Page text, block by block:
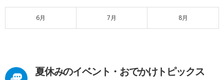
6月 7月 8月
夏休みのイベント・おでかけトピックス